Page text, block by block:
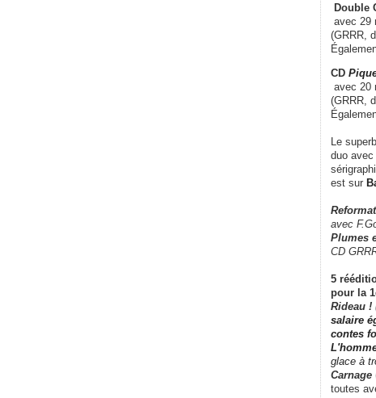
Double
avec 29
(GRRR,
CD
avec 20
(GRRR,
Le
duo avec
est sur
avec
Plumes
CD
5
pour la
Rideau !
salaire
contes
glace à
Carnage
toutes